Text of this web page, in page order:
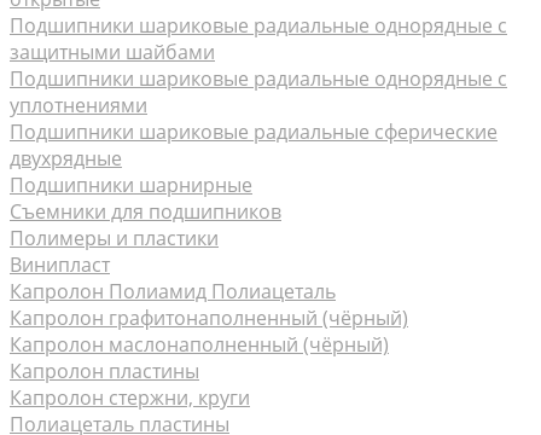
Подшипники шариковые радиальные однорядные с
защитными шайбами
Подшипники шариковые радиальные однорядные с
уплотнениями
Подшипники шариковые радиальные сферические
двухрядные
Подшипники шарнирные
Съемники для подшипников
Полимеры и пластики
Винипласт
Капролон Полиамид Полиацеталь
Капролон графитонаполненный (чёрный)
Капролон маслонаполненный (чёрный)
Капролон пластины
Капролон стержни, круги
Полиацеталь пластины